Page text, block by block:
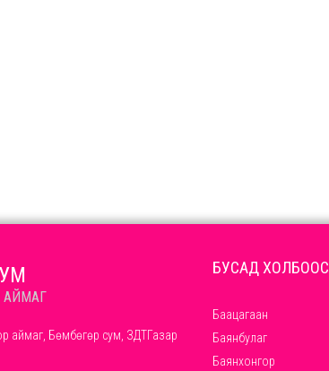
АЙМАГ
аймаг, Бөмбөгөр сум, ЗДТГазар
БУСАД ХОЛБООС
Баацагаан
Баянбулаг
Баянхонгор